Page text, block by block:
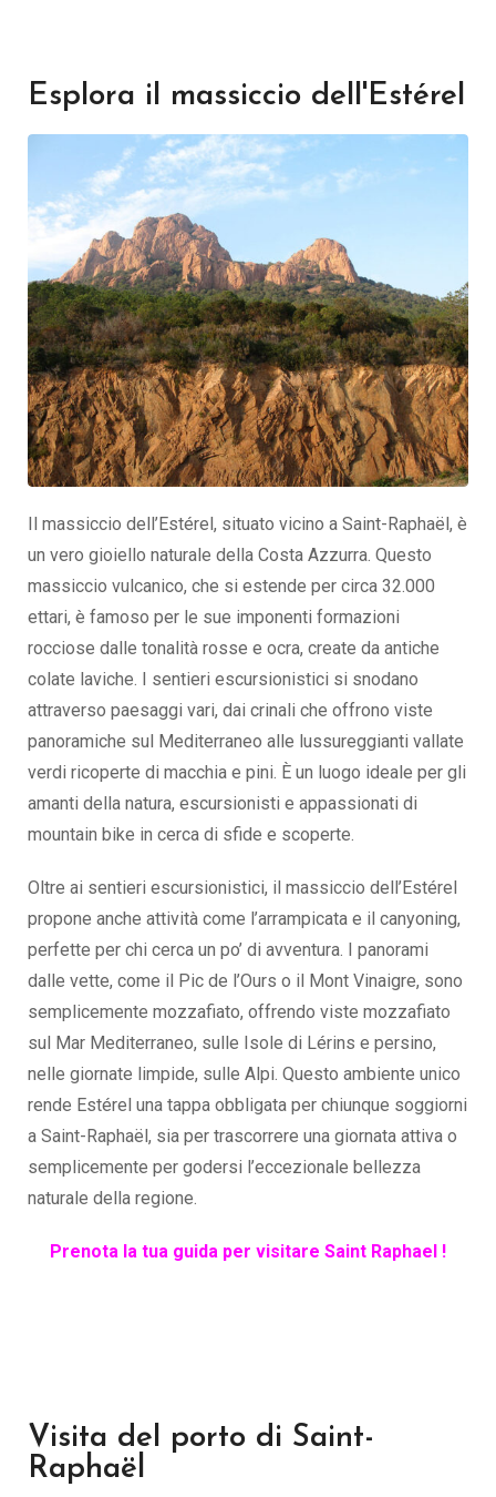
Esplora il massiccio dell'Estérel
Il massiccio dell’Estérel, situato vicino a Saint-Raphaël, è
un vero gioiello naturale della Costa Azzurra. Questo
massiccio vulcanico, che si estende per circa 32.000
ettari, è famoso per le sue imponenti formazioni
rocciose dalle tonalità rosse e ocra, create da antiche
colate laviche. I sentieri escursionistici si snodano
attraverso paesaggi vari, dai crinali che offrono viste
panoramiche sul Mediterraneo alle lussureggianti vallate
verdi ricoperte di macchia e pini. È un luogo ideale per gli
amanti della natura, escursionisti e appassionati di
mountain bike in cerca di sfide e scoperte.
Oltre ai sentieri escursionistici, il massiccio dell’Estérel
propone anche attività come l’arrampicata e il canyoning,
perfette per chi cerca un po’ di avventura. I panorami
dalle vette, come il Pic de l’Ours o il Mont Vinaigre, sono
semplicemente mozzafiato, offrendo viste mozzafiato
sul Mar Mediterraneo, sulle Isole di Lérins e persino,
nelle giornate limpide, sulle Alpi. Questo ambiente unico
rende Estérel una tappa obbligata per chiunque soggiorni
a Saint-Raphaël, sia per trascorrere una giornata attiva o
semplicemente per godersi l’eccezionale bellezza
naturale della regione.
Prenota la tua guida per visitare Saint Raphael !
Visita del porto di Saint-
Raphaël